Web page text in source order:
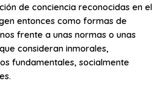
de conciencia reconocidas en el
entonces como formas de
frente a unas normas o unas
consideran inmorales,
fundamentales, socialmente